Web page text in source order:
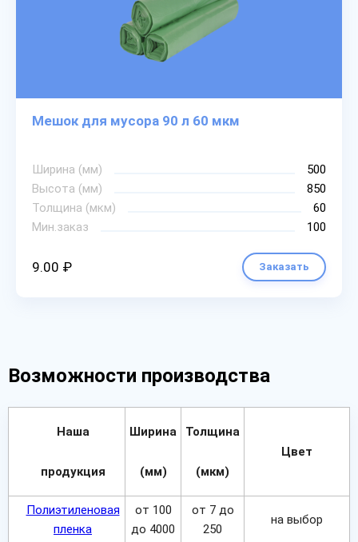
Мешок для мусора 90 л 60 мкм
Ширина (мм)
500
Высота (мм)
850
Толщина (мкм)
60
Мин.заказ
100
9.00 ₽ Заказать
Возможности производства
Наша
продукция
Ширина
(мм)
Толщина
(мкм)
Цвет
Полиэтиленовая
пленка
от 100
до 4000
от 7 до
250
на выбор